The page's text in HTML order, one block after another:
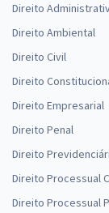
Direito
Direito Ambiental
Direito Civil
Direito
Direito Empresarial
Direito Penal
Direito
Direito Processual
Direito Processual